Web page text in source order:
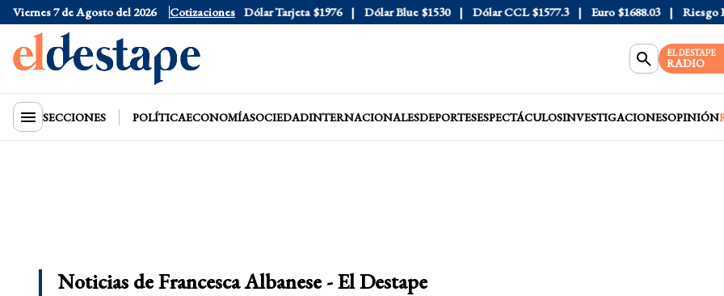
Viernes 7 de Agosto del 2026 Cotizaciones
Dólar Oficial $1520 Dólar Tarjeta $1976 Dólar Blue $1530 Dólar CCL $1577.3 Euro $1688.03 Riesgo
EL DESTAPE
RADIO
SECCIONES POLÍTICAECONOMÍASOCIEDADINTERNACIONALESDEPORTESESPECTÁCULOSINVESTIGACIONESOPINIÓN
Noticias de Francesca Albanese - El Destape